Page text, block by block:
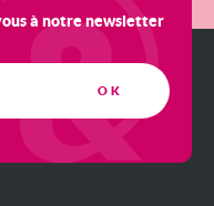
à notre newsletter